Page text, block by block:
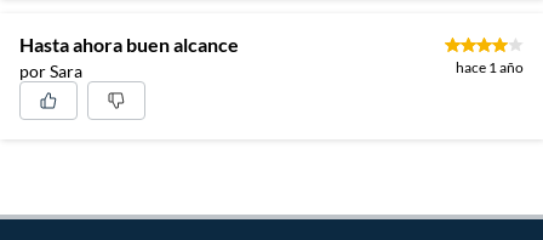
Hasta ahora buen alcance
por Sara hace 1 año